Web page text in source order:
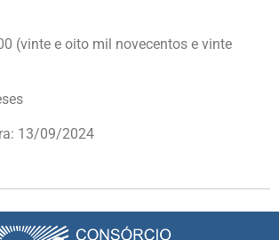
(vinte e oito mil novecentos e vinte
13/09/2024